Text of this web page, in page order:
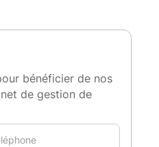
bénéficier de nos
de gestion de